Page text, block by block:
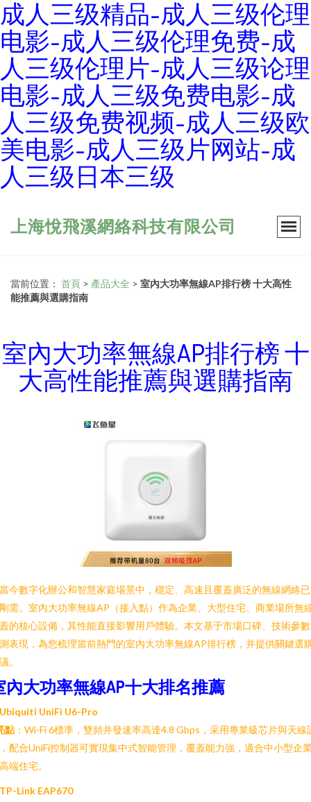
成人三级精品-成人三级伦理
电影-成人三级伦理免费-成
人三级伦理片-成人三级论理
电影-成人三级免费电影-成
人三级免费视频-成人三级欧
美电影-成人三级片网站-成
人三级日本三级
上海悅飛溪網絡科技有限公司
當前位置： 首頁 > 產品大全 > 室內大功率無線AP排行榜 十大高性
能推薦與選購指南
室內大功率無線AP排行榜 十
大高性能推薦與選購指南
今數字化辦公和智慧家庭場景中，穩定、高速且覆蓋廣泛的無線網絡
需。室內大功率無線AP（接入點）作為企業、大型住宅、商業場所無
的核心設備，其性能直接影響用戶體驗。本文基于市場口碑、技術參
表現，為您梳理當前熱門的室內大功率無線AP排行榜，并提供關鍵選
。
內大功率無線AP十大排名推薦
UniFi U6-Pro
點：Wi-Fi 6標準，雙頻并發速率高達4.8 Gbps，采用專業級芯片與天線
配合UniFi控制器可實現集中式智能管理，覆蓋能力強，適合中小型企
端住宅。
Link EAP670